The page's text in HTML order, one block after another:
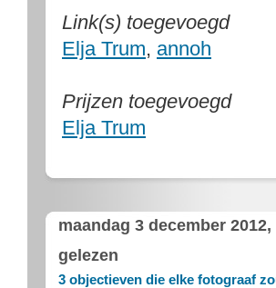
Link(s) toegevoegd
Elja Trum, annoh
Prijzen toegevoegd
Elja Trum
maandag 3 december 2012,
gelezen
3 objectieven die elke fotograaf